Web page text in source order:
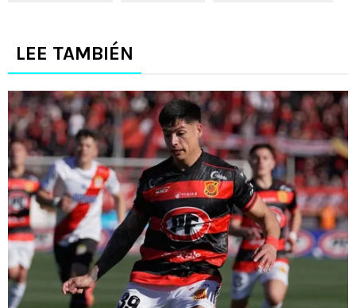
LEE TAMBIÉN